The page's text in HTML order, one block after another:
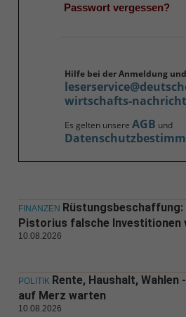
Passwort vergessen?
Hilfe bei der Anmeldung
wirtschafts-
Es gelten unsere AGB und
FINANZEN
Pistorius falsche Investitionen
10.08.2026
POLITIK Rente, Haushalt, Wahlen
auf Merz warten
10.08.2026